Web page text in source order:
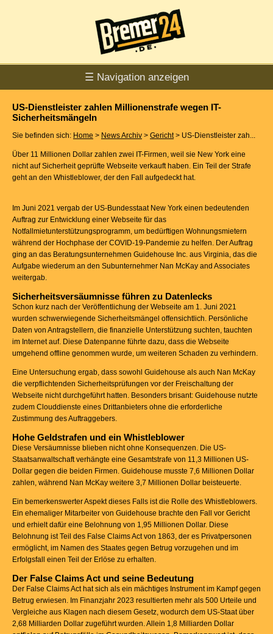
☰ Navigation anzeigen
US-Dienstleister zahlen Millionenstrafe wegen IT-
Sicherheitsmängeln
Sie befinden sich: Home > News Archiv > Gericht> US-Dienstleister zah...
Über 11 Millionen Dollar zahlen zwei IT-Firmen, weil sie New York eine
nicht auf Sicherheit geprüfte Webseite verkauft haben. Ein Teil der Strafe
geht an den Whistleblower, der den Fall aufgedeckt hat.
Im Juni 2021 vergab der US-Bundesstaat New York einen bedeutenden
Auftrag zur Entwicklung einer Webseite für das
Notfallmietunterstützungsprogramm, um bedürftigen Wohnungsmietern
während der Hochphase der COVID-19-Pandemie zu helfen. Der Auftrag
ging an das Beratungsunternehmen Guidehouse Inc. aus Virginia, das die
Aufgabe wiederum an den Subunternehmer Nan McKay and Associates
weitergab.
Sicherheitsversäumnisse führen zu Datenlecks
Schon kurz nach der Veröffentlichung der Webseite am 1. Juni 2021
wurden schwerwiegende Sicherheitsmängel offensichtlich. Persönliche
Daten von Antragstellern, die finanzielle Unterstützung suchten, tauchten
im Internet auf. Diese Datenpanne führte dazu, dass die Webseite
umgehend offline genommen wurde, um weiteren Schaden zu verhindern.
Eine Untersuchung ergab, dass sowohl Guidehouse als auch Nan McKay
die verpflichtenden Sicherheitsprüfungen vor der Freischaltung der
Webseite nicht durchgeführt hatten. Besonders brisant: Guidehouse nutzte
zudem Clouddienste eines Drittanbieters ohne die erforderliche
Zustimmung des Auftraggebers.
Hohe Geldstrafen und ein Whistleblower
Diese Versäumnisse blieben nicht ohne Konsequenzen. Die US-
Staatsanwaltschaft verhängte eine Gesamtstrafe von 11,3 Millionen US-
Dollar gegen die beiden Firmen. Guidehouse musste 7,6 Millionen Dollar
zahlen, während Nan McKay weitere 3,7 Millionen Dollar beisteuerte.
Ein bemerkenswerter Aspekt dieses Falls ist die Rolle des Whistleblowers.
Ein ehemaliger Mitarbeiter von Guidehouse brachte den Fall vor Gericht
und erhielt dafür eine Belohnung von 1,95 Millionen Dollar. Diese
Belohnung ist Teil des False Claims Act von 1863, der es Privatpersonen
ermöglicht, im Namen des Staates gegen Betrug vorzugehen und im
Erfolgsfall einen Teil der Erlöse zu erhalten.
Der False Claims Act und seine Bedeutung
Der False Claims Act hat sich als ein mächtiges Instrument im Kampf gegen
Betrug erwiesen. Im Finanzjahr 2023 resultierten mehr als 500 Urteile und
Vergleiche aus Klagen nach diesem Gesetz, wodurch dem US-Staat über
2,68 Milliarden Dollar zugeführt wurden. Allein 1,8 Milliarden Dollar